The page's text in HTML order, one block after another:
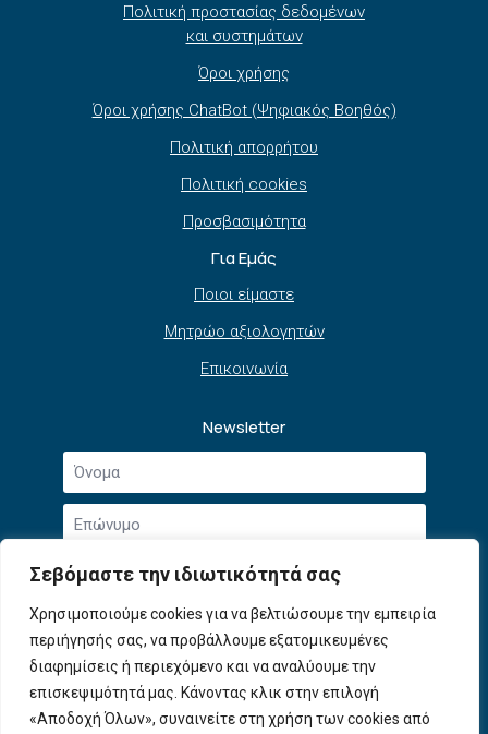
Σεβόμαστε την ιδιωτικότητά σας
Χρησιμοποιούμε cookies για να βελτιώσουμε την εμπειρία
περιήγησής σας, να προβάλλουμε εξατομικευμένες
διαφημίσεις ή περιεχόμενο και να αναλύουμε την
επισκεψιμότητά μας. Κάνοντας κλικ στην επιλογή
«Αποδοχή Όλων», συναινείτε στη χρήση των cookies από
Πολιτική προστασίας δεδομένων
και συστημάτων
Όροι χρήσης
Όροι χρήσης ChatBot (Ψηφιακός Βοηθός)
Πολιτική απορρήτου
Πολιτική cookies
Προσβασιμότητα
Για Εμάς
Ποιοι είμαστε
Μητρώο αξιολογητών
Επικοινωνία
Newsletter
Όνομα
Επώνυμο
Email
*
Αποδοχή
όρων
χρήσης
*
Συμφωνώ με την Πολιτική Απορρήτουκαι τους
Όρους Χρήσης.
Εγγραφή